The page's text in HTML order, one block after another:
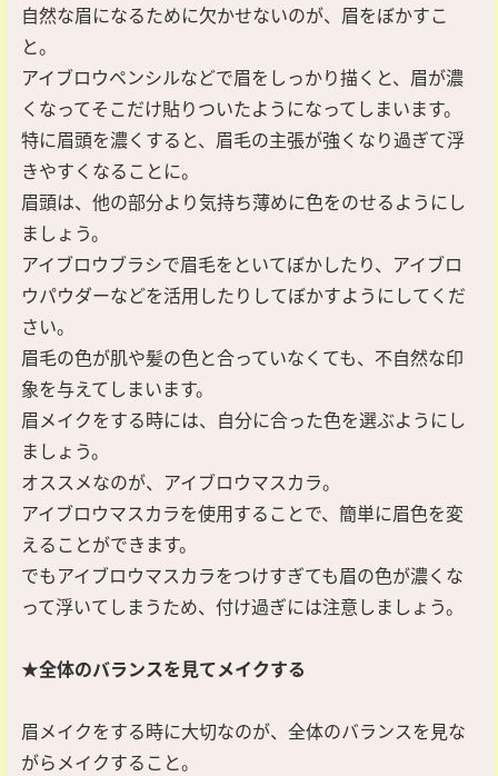
自然な眉になるために欠かせないのが、眉をぼかすこ
と。
アイブロウペンシルなどで眉をしっかり描くと、眉が濃
くなってそこだけ貼りついたようになってしまいます。
特に眉頭を濃くすると、眉毛の主張が強くなり過ぎて浮
きやすくなることに。
眉頭は、他の部分より気持ち薄めに色をのせるようにし
ましょう。
アイブロウブラシで眉毛をといてぼかしたり、アイブロ
ウパウダーなどを活用したりしてぼかすようにしてくだ
さい。
眉毛の色が肌や髪の色と合っていなくても、不自然な印
象を与えてしまいます。
眉メイクをする時には、自分に合った色を選ぶようにし
ましょう。
オススメなのが、アイブロウマスカラ。
アイブロウマスカラを使用することで、簡単に眉色を変
えることができます。
でもアイブロウマスカラをつけすぎても眉の色が濃くな
って浮いてしまうため、付け過ぎには注意しましょう。
★全体のバランスを見てメイクする
眉メイクをする時に大切なのが、全体のバランスを見な
がらメイクすること。